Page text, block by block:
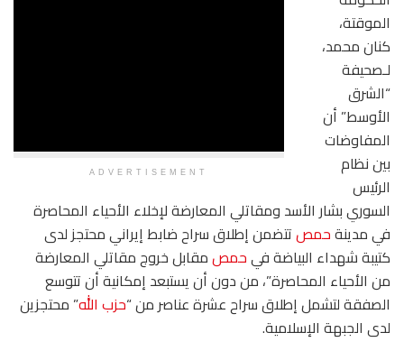
ADVERTISEMENT
الموقتة،
كنان محمد،
لـصحيفة
“الشرق
الأوسط” أن
المفاوضات
بين نظام
الرئيس
السوري بشار الأسد ومقاتلي المعارضة لإخلاء الأحياء المحاصرة
في مدينةحمصتتضمن إطلاق سراح ضابط إيراني محتجز لدى
كتيبة شهداء البياضة فيحمصمقابل خروج مقاتلي المعارضة
من الأحياء المحاصرة”، من دون أن يستبعد إمكانية أن تتوسع
الصفقة لتشمل إطلاق سراح عشرة عناصر من “حزب الله” محتجزين
لدى الجبهة الإسلامية.